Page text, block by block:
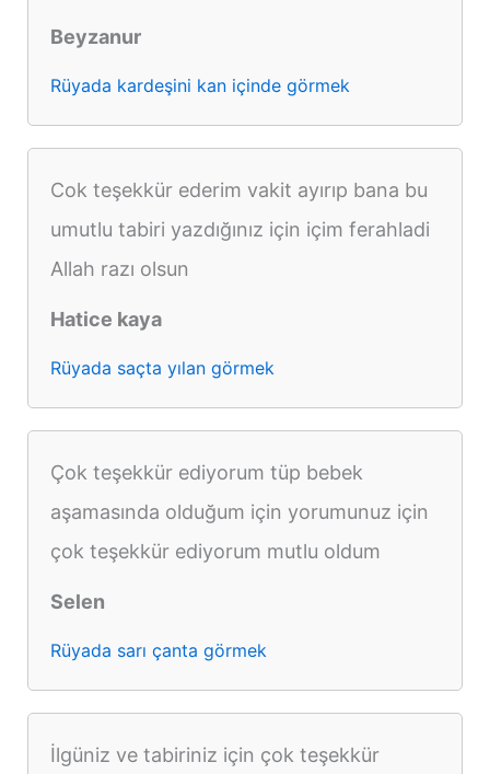
Beyzanur
Rüyada kardeşini kan içinde görmek
Cok teşekkür ederim vakit ayırıp bana bu
umutlu tabiri yazdığınız için içim ferahladi
Allah razı olsun
Hatice kaya
Rüyada saçta yılan görmek
Çok teşekkür ediyorum tüp bebek
aşamasında olduğum için yorumunuz için
çok teşekkür ediyorum mutlu oldum
Selen
Rüyada sarı çanta görmek
İlgüniz ve tabiriniz için çok teşekkür